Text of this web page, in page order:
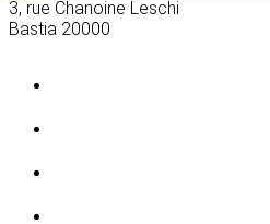
3, rue Chanoine Leschi
Bastia 20000